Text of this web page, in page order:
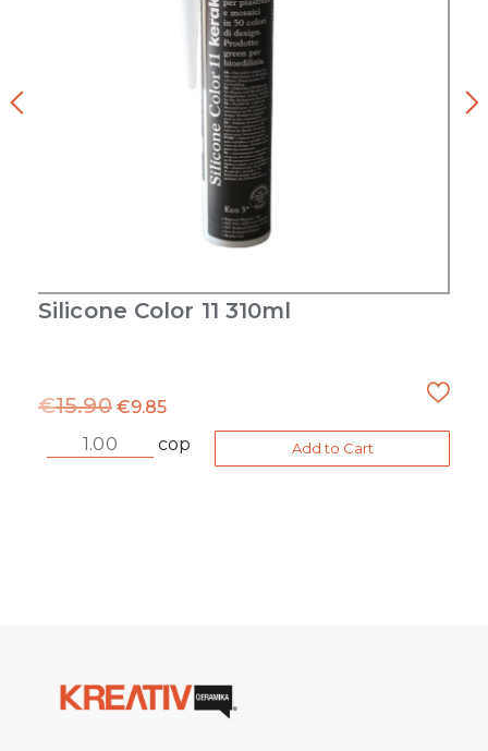
Silicone Color 11 310ml
€15.90 €9.85
cop
Add to Cart